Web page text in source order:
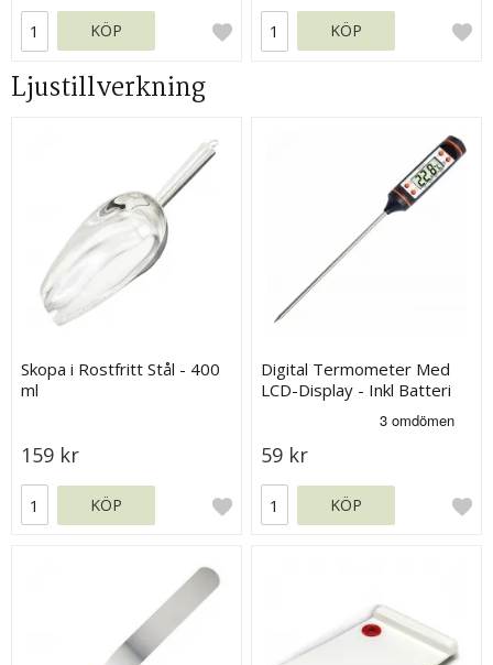
KÖP KÖP
Ljustillverkning
Skopa i Rostfritt Stål - 400
ml
159 kr
KÖP
Digital Termometer Med
LCD-Display - Inkl Batteri
59 kr
KÖP